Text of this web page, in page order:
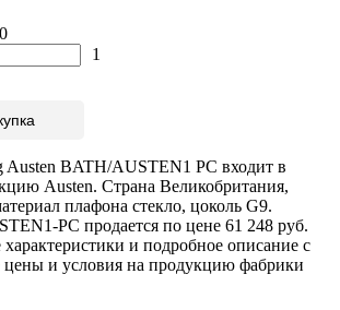
1
Austen BATH/AUSTEN1 PC входит в
Austen. Страна Великобритания,
плафона стекло, цоколь G9.
PC продается по цене 61 248 руб.
и подробное описание с
и условия на продукцию фабрики